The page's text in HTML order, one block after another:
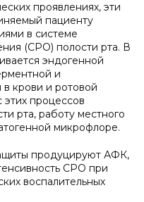
проявлениях, эти
пациенту
в системе
(СРО) полости рта. В
эндогенной
и
крови и ротовой
процессов
рта, работу местного
микрофлоре.
продуцируют АФК,
СРО при
воспалительных